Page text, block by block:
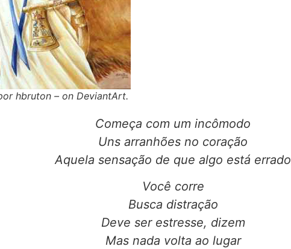
hbruton – on DeviantArt.
Começa com um incômodo
Uns arranhões no coração
Aquela sensação de que algo está errado
Você corre
Busca distração
Deve ser estresse, dizem
Mas nada volta ao lugar